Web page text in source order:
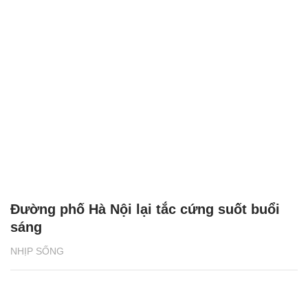
NHỊP SỐNG
Đường phố Hà Nội lại tắc cứng suốt buổi
sáng